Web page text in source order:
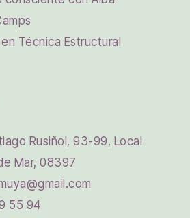
Técnica Estructural
Rusiñol, 93-99, Local
Mar, 08397
55 94